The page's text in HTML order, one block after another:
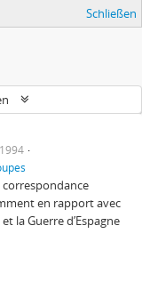
Schließen
correspondance
en rapport avec
la Guerre d’Espagne